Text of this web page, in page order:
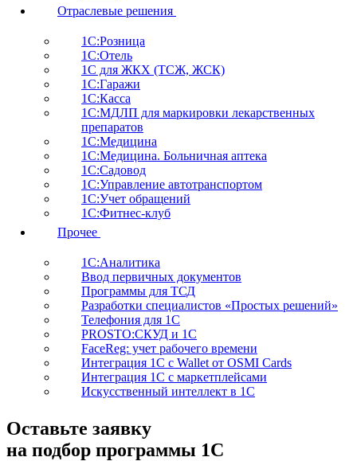
Отраслевые решения
1С:Розница
1С:Отель
1С для ЖКХ (ТСЖ, ЖСК)
1С:Гаражи
1С:Касса
1С:МДЛП для маркировки лекарственных
препаратов
1С:Медицина
1С:Медицина. Больничная аптека
1С:Садовод
1С:Управление автотранспортом
1С:Учет обращений
1С:Фитнес-клуб
Прочее
1С:Аналитика
Ввод первичных документов
Программы для ТСД
Разработки специалистов «Простых решений»
Телефония для 1С
PROSTO:СКУД и 1С
FaceReg: учет рабочего времени
Интеграция 1С с Wallet от OSMI Cards
Интеграция 1С с маркетплейсами
Искусственный интеллект в 1С
Оставьте заявку
на подбор программы 1С